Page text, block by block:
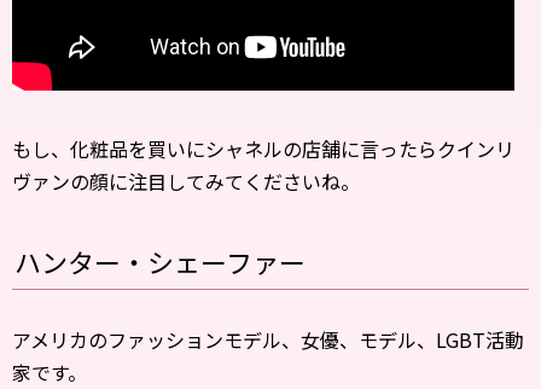
もし、化粧品を買いにシャネルの店舗に言ったらクインリ
ヴァンの顔に注目してみてくださいね。
ハンター・シェーファー
アメリカのファッションモデル、女優、モデル、LGBT活動
家です。